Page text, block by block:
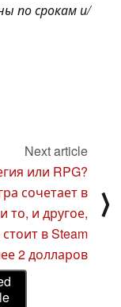
по срокам и/
Next article
или RPG?
сочетает в
то, и другое,
стоит в Steam
2 долларов
⟩